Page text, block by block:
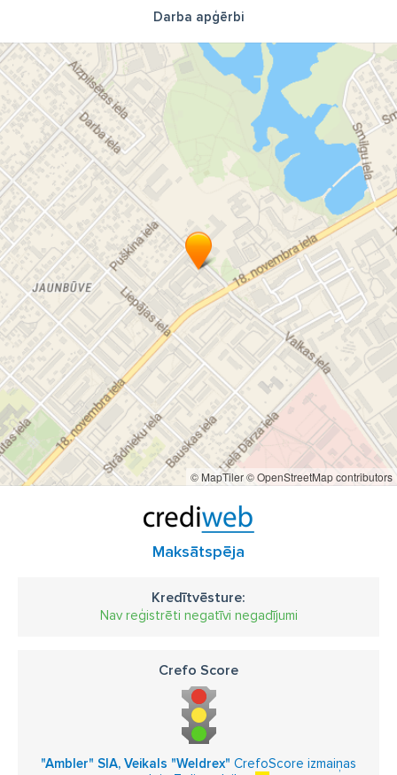
Darba apģērbi
© MapTiler© OpenStreetMap contributors
Maksātspēja
Kredītvēsture:
Nav reģistrēti negatīvi negadījumi
Crefo Score
"Ambler" SIA, Veikals "Weldrex" CrefoScore izmaiņas